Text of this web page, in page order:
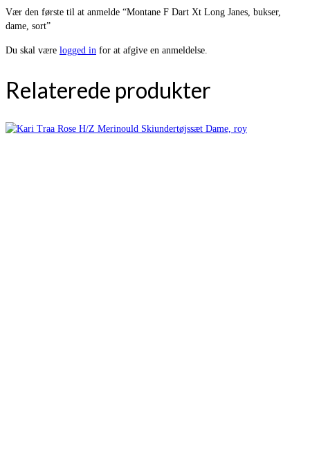
Vær den første til at anmelde “Montane F Dart Xt Long Janes, bukser,
dame, sort”
Du skal være logged in for at afgive en anmeldelse.
Relaterede produkter